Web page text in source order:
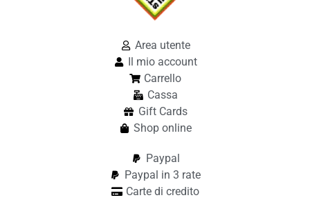
Area utente
Il mio account
Carrello
Cassa
Gift Cards
Shop online
Paypal
Paypal in 3 rate
Carte di credito